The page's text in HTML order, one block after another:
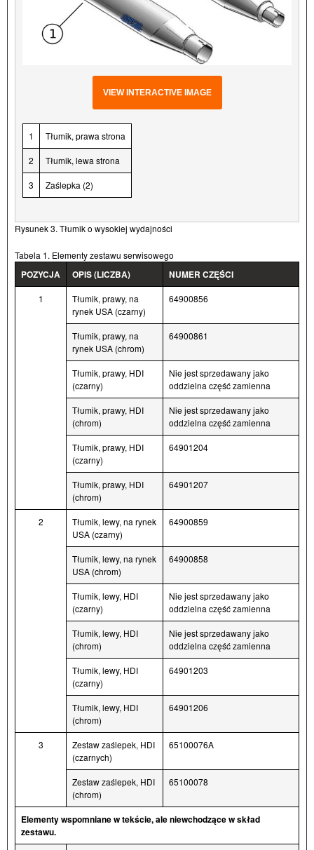
VIEW INTERACTIVE IMAGE
1 Tłumik, prawa strona
2 Tłumik, lewa strona
3 Zaślepka (2)
Rysunek 3. Tłumik o wysokiej wydajności
Tabela 1. Elementy zestawu serwisowego
POZYCJA OPIS (LICZBA) NUMER CZĘŚCI
1
Tłumik, prawy, na
rynek USA (czarny)
64900856
Tłumik, prawy, na
rynek USA (chrom)
64900861
Tłumik, prawy, HDI
(czarny)
Nie jest sprzedawany jako
oddzielna część zamienna
Tłumik, prawy, HDI
(chrom)
Nie jest sprzedawany jako
oddzielna część zamienna
Tłumik, prawy, HDI
(czarny)
64901204
Tłumik, prawy, HDI
(chrom)
64901207
2
Tłumik, lewy, na rynek
USA (czarny)
64900859
Tłumik, lewy, na rynek
USA (chrom)
64900858
Tłumik, lewy, HDI
(czarny)
Nie jest sprzedawany jako
oddzielna część zamienna
Tłumik, lewy, HDI
(chrom)
Nie jest sprzedawany jako
oddzielna część zamienna
Tłumik, lewy, HDI
(czarny)
64901203
Tłumik, lewy, HDI
(chrom)
64901206
3
Zestaw zaślepek, HDI
(czarnych)
65100076A
Zestaw zaślepek, HDI
(chrom)
65100078
Elementy wspomniane w tekście, ale niewchodzące w skład
zestawu.